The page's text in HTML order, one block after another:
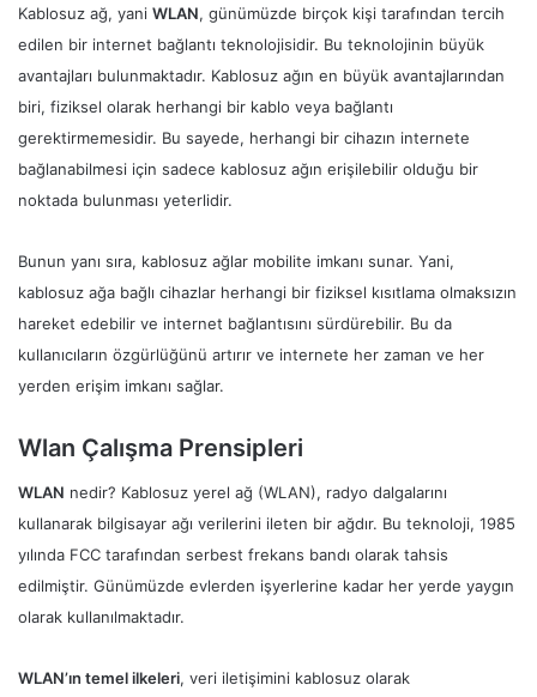
Kablosuz ağ, yani WLAN, günümüzde birçok kişi tarafından tercih
edilen bir internet bağlantı teknolojisidir. Bu teknolojinin büyük
avantajları bulunmaktadır. Kablosuz ağın en büyük avantajlarından
biri, fiziksel olarak herhangi bir kablo veya bağlantı
gerektirmemesidir. Bu sayede, herhangi bir cihazın internete
bağlanabilmesi için sadece kablosuz ağın erişilebilir olduğu bir
noktada bulunması yeterlidir.
Bunun yanı sıra, kablosuz ağlar mobilite imkanı sunar. Yani,
kablosuz ağa bağlı cihazlar herhangi bir fiziksel kısıtlama olmaksızın
hareket edebilir ve internet bağlantısını sürdürebilir. Bu da
kullanıcıların özgürlüğünü artırır ve internete her zaman ve her
yerden erişim imkanı sağlar.
Wlan Çalışma Prensipleri
WLAN nedir? Kablosuz yerel ağ (WLAN), radyo dalgalarını
kullanarak bilgisayar ağı verilerini ileten bir ağdır. Bu teknoloji, 1985
yılında FCC tarafından serbest frekans bandı olarak tahsis
edilmiştir. Günümüzde evlerden işyerlerine kadar her yerde yaygın
olarak kullanılmaktadır.
WLAN’ın temel ilkeleri, veri iletişimini kablosuz olarak